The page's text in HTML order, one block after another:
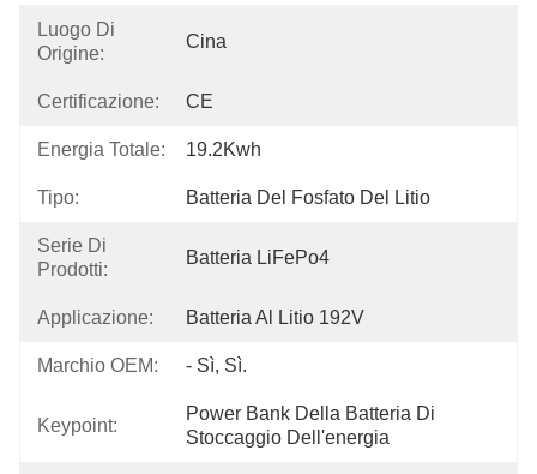
Luogo Di
Origine:
Cina
Certificazione: CE
Energia Totale: 19.2Kwh
Tipo: Batteria Del Fosfato Del Litio
Serie Di
Prodotti:
Batteria LiFePo4
Applicazione: Batteria Al Litio 192V
Marchio OEM: - Sì, Sì.
Keypoint:
Power Bank Della Batteria Di
Stoccaggio Dell'energia